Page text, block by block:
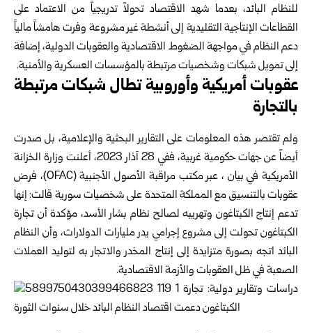
للنظام البائد، بعدما شهد ‏الاقتصاد تحولاً تدريجياً من الاعتماد على
القطاعات ‏الإنتاجية التقليدية إلى أنشطة غير مشروعة وفرت ‏هامشاً مالياً
دعم النظام في مواجهة الضغوط ‏الاقتصادية والعقوبات الدولية، إضافة
إلى تمويل ‏شبكات وشخصيات مرتبطة بالمؤسسات العسكرية ‏والأمنية‎.‎
‎عقوبات أمريكية وأوروبية تطال شبكات مرتبطة
‏بالتجارة‎
ولم تقتصر هذه المعلومات على التقارير البحثية ‏والإعلامية، بل صدرت
أيضاً عن جهات حكومية ‏غربية، ففي 28 آذار 2023، أعلنت وزارة الخزانة
‏الأمريكية في بيان ، عبر مكتب مراقبة الأصول الأجنبية ‎(OFAC)‎، فرض
عقوبات بالتنسيق مع المملكة ‏المتحدة على شخصيات سورية قالت: إنها
تدعم ‏إنتاج الكبتاغون وتهريبه لصالح نظام بشار الأسد، ‏مؤكدة أن تجارة
الكبتاغون تحولت إلى مشروع ‏إجرامي يدر مليارات الدولارات، وأن النظام
البائد ‏اتجه بصورة متزايدة إلى إنتاج المخدر والاتجار به ‏لتوليد العملات
الصعبة في ظل العقوبات والأزمة ‏الاقتصادية‎.‎